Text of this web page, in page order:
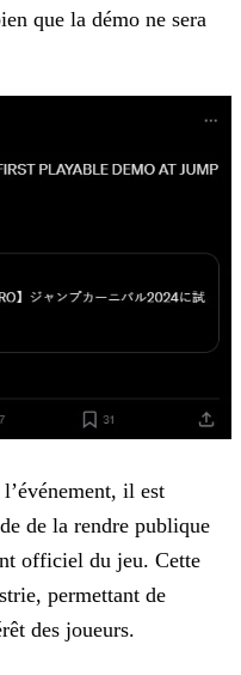
que la démo ne sera
il est
de la rendre publique
officiel du jeu. Cette
permettant de
des joueurs.